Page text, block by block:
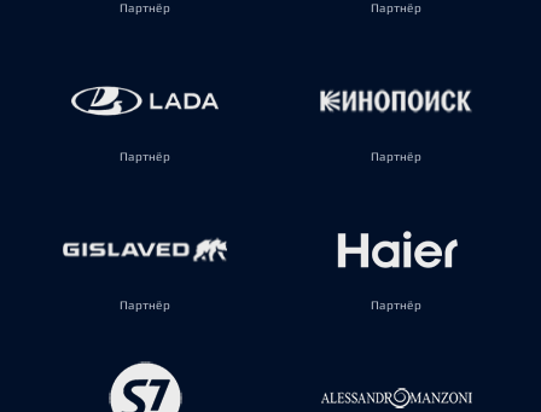
Партнёр Партнёр
Партнёр Партнёр
Партнёр Партнёр